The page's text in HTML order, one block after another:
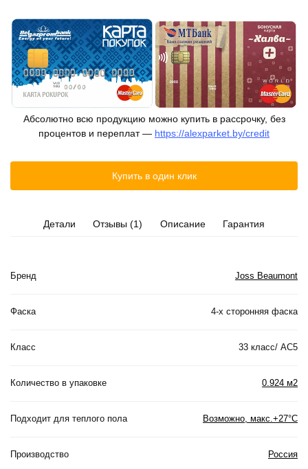
Абсолютно всю продукцию можно купить в рассрочку, без
процентов и переплат — https://alexparket.by/credit
Купить в один клик
Детали Отзывы (1) Описание Гарантия
Бренд Joss Beaumont
Фаска 4-х сторонняя фаска
Класс 33 класс/ АС5
Количество в упаковке 0.924 м2
Подходит для теплого пола Возможно, макс.+27°С
Производство Россия